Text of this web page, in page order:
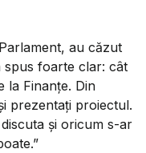
au căzut
spus foarte clar: cât
la Finanțe. Din
prezentați proiectul.
și oricum s-ar